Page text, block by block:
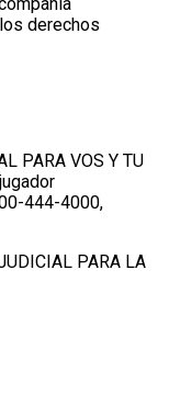
derechos
PARA VOS Y TU
444-4000,
PARA LA